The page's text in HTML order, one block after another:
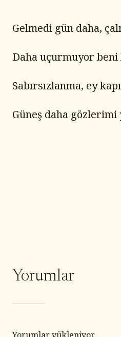
Gelmedi gün daha,
Daha uçurmuyor beni
Sabırsızlanma, ey
Güneş daha gözlerimi
Yorumlar
Yorumlar yükleniyor...